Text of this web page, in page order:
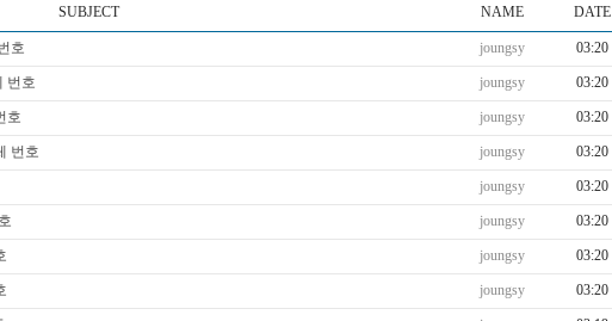
SUBJECT NAME DATE
호 joungsy 03:20
번호 joungsy 03:20
호 joungsy 03:20
번호 joungsy 03:20
joungsy 03:20
joungsy 03:20
joungsy 03:20
joungsy 03:20